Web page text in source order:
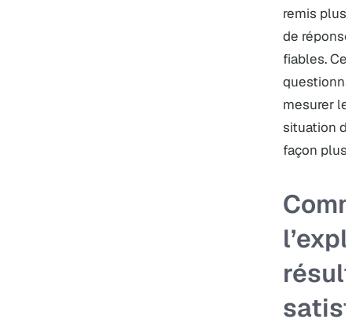
remis
de
fiables.
mesurer
situation
façon plus